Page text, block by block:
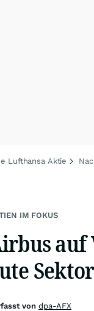
Lufthansa Aktie
IM FOKUS
auf
von dpa-AFX